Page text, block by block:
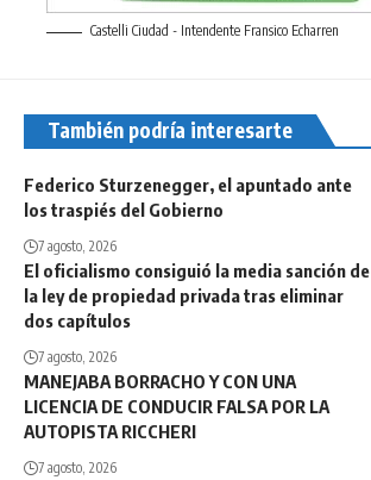
Castelli Ciudad - Intendente Fransico Echarren
También podría interesarte
Federico Sturzenegger, el apuntado ante
los traspiés del Gobierno
7 agosto, 2026
El oficialismo consiguió la media sanción de
la ley de propiedad privada tras eliminar
dos capítulos
7 agosto, 2026
MANEJABA BORRACHO Y CON UNA
LICENCIA DE CONDUCIR FALSA POR LA
AUTOPISTA RICCHERI
7 agosto, 2026